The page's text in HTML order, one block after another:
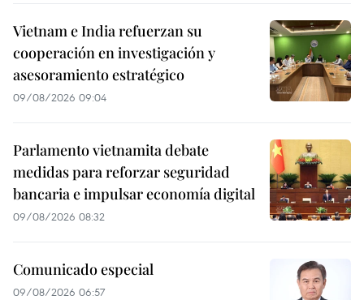
Vietnam e India refuerzan su
cooperación en investigación y
asesoramiento estratégico
09/08/2026 09:04
Parlamento vietnamita debate
medidas para reforzar seguridad
bancaria e impulsar economía digital
09/08/2026 08:32
Comunicado especial
09/08/2026 06:57